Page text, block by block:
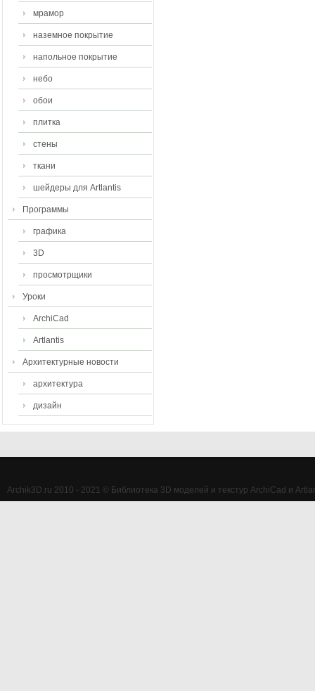
мрамор
наземное покрытие
напольное покрытие
небо
обои
плитка
стены
ткани
шейдеры для Artlantis
Программы
графика
3D
просмотрщики
Уроки
ArchiCad
Artlantis
Архитектурные новости
архитектура
дизайн
Archik3D.ru 2010 - 2021 © Библиотека 3D моделей и текстур ArchiCad и